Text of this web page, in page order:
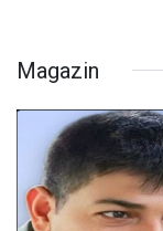
Magazin